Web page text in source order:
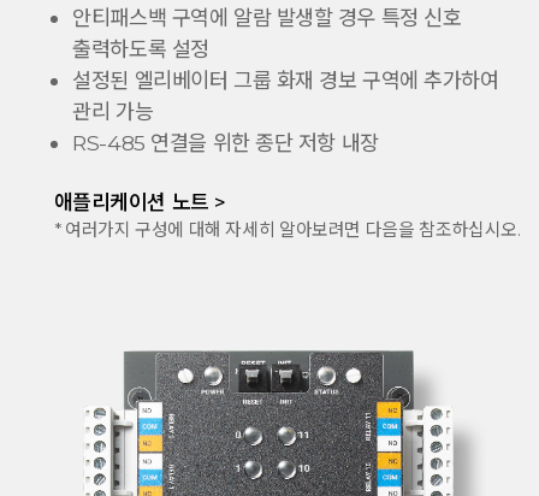
안티패스백 구역에 알람 발생할 경우 특정 신호
출력하도록 설정
설정된 엘리베이터 그룹 화재 경보 구역에 추가하여
관리 가능
RS-485 연결을 위한 종단 저항 내장
애플리케이션 노트 >
* 여러가지 구성에 대해 자세히 알아보려면 다음을 참조하십시오.